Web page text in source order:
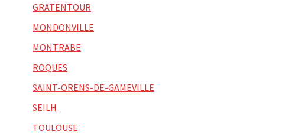
GRATENTOUR
MONDONVILLE
MONTRABE
ROQUES
SAINT-ORENS-DE-GAMEVILLE
SEILH
TOULOUSE